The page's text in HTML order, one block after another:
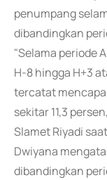
penumpang
dibandingkan
"Selama periode
H-8 hingga H+3
tercatat
sekitar 11,3
Slamet Riyadi
Dwiyana
dibandingkan